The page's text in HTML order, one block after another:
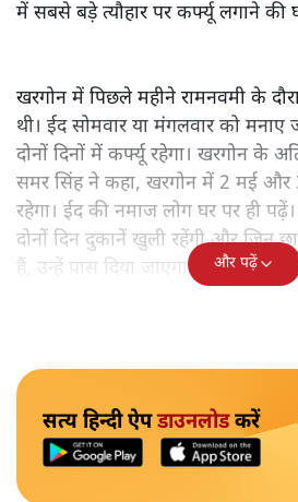
में सबसे बड़े त्यौहार पर कर्फ्यू लगाने की
खरगोन में पिछले महीने रामनवमी के
थी। ईद सोमवार या मंगलवार को
दोनों दिनों में कर्फ्यू रहेगा। खरगोन के
समर सिंह ने कहा, खरगोन में 2 मई और
रहेगा। ईद की नमाज लोग घर पर ही
दोनों दिन दुकानें खुली रहेंगी और जिन
हैं, उन्हें पास दिया जाएगा।
और पढ़ें
सत्य हिन्दी ऐपडाउनलोडकरें